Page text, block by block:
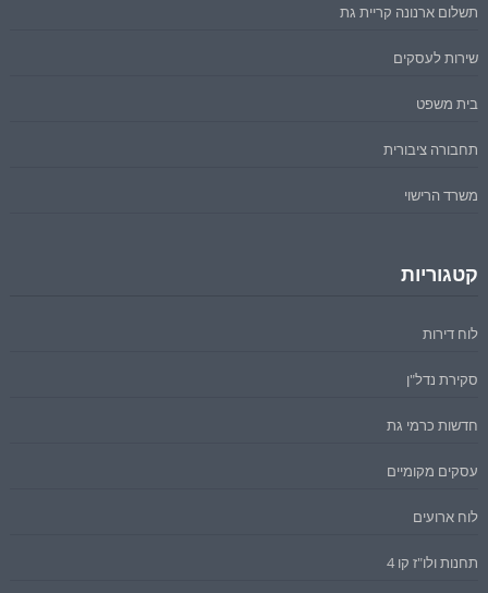
תשלום ארנונה קריית גת
שירות לעסקים
בית משפט
תחבורה ציבורית
משרד הרישוי
קטגוריות
לוח דירות
סקירת נדל"ן
חדשות כרמי גת
עסקים מקומיים
לוח ארועים
תחנות ולו"ז קו 4